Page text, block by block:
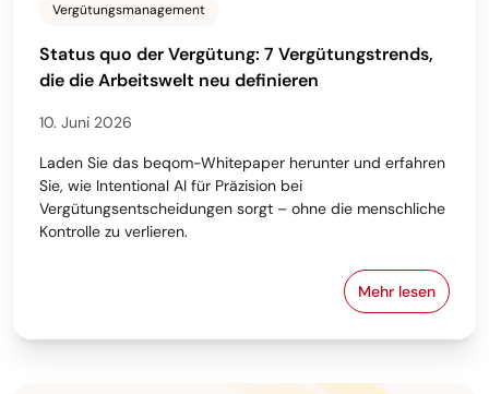
Vergütungsmanagement
Status quo der Vergütung: 7 Vergütungstrends,
die die Arbeitswelt neu definieren
10. Juni 2026
Laden Sie das beqom-Whitepaper herunter und erfahren
Sie, wie Intentional AI für Präzision bei
Vergütungsentscheidungen sorgt – ohne die menschliche
Kontrolle zu verlieren.
Mehr lesenStatus quo